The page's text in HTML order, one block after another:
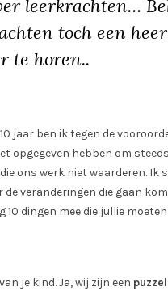
leerkrachten…
toch een
te horen..
jaar ben ik tegen de
opgegeven hebben om
ons werk niet waarderen. Ik
de veranderingen die gaan
10 dingen mee die jullie
je kind. Ja, wij zijn een